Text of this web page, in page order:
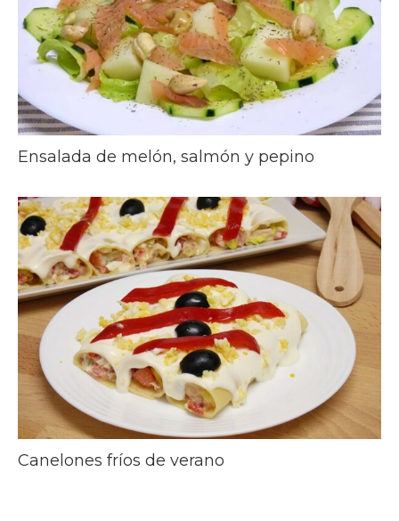
Ensalada de melón, salmón y pepino
Canelones fríos de verano